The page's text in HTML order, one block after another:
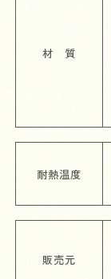
材 質
耐熱温度
販売元